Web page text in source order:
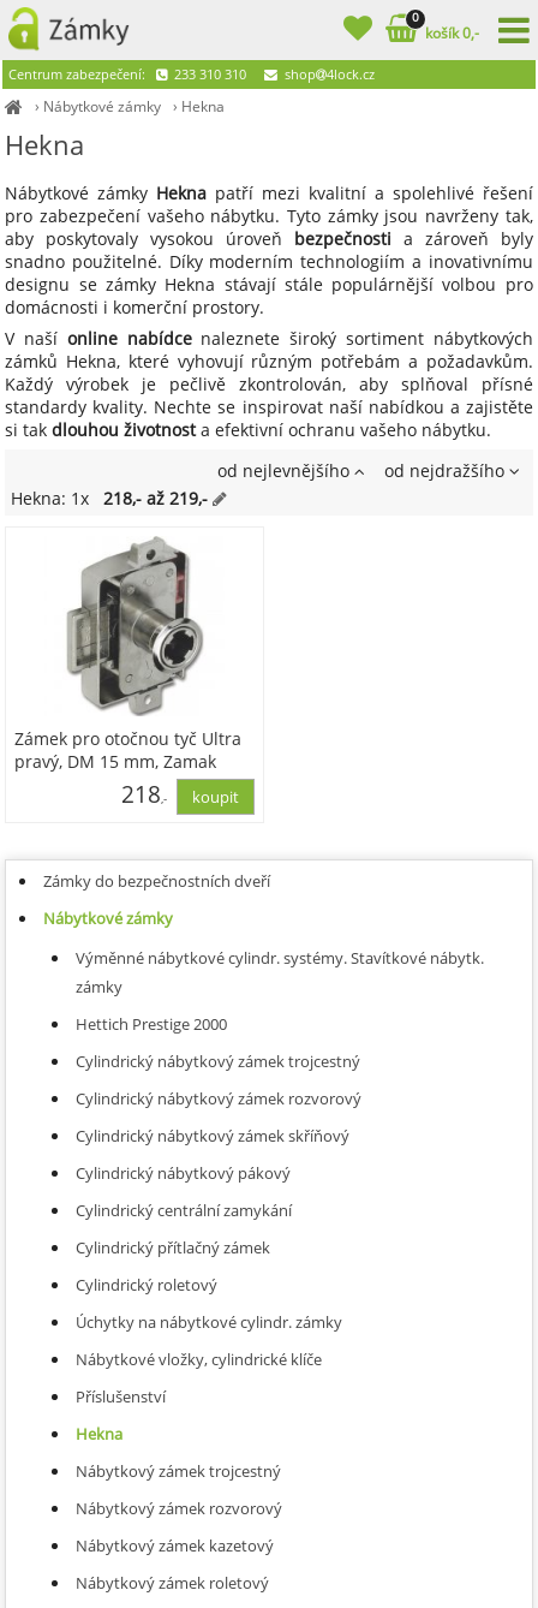
› Nábytkové zámky › Hekna
Hekna
Nábytkové zámky Hekna patří mezi kvalitní a spolehlivé řešení
pro zabezpečení vašeho nábytku. Tyto zámky jsou navrženy tak,
aby poskytovaly vysokou úroveň bezpečnosti a zároveň byly
snadno použitelné. Díky moderním technologiím a inovativnímu
designu se zámky Hekna stávají stále populárnější volbou pro
domácnosti i komerční prostory.
V naší online nabídcenaleznete široký sortiment nábytkových
zámků Hekna, které vyhovují různým potřebám a požadavkům.
Každý výrobek je pečlivě zkontrolován, aby splňoval přísné
standardy kvality. Nechte se inspirovat naší nabídkou a zajistěte
si takdlouhou životnosta efektivní ochranu vašeho nábytku.
od nejlevnějšího
od nejdražšího
Hekna: 1x
218,- až 219,-
Zámek pro otočnou tyč Ultra
pravý, DM 15 mm, Zamak
218,-
Zámky do bezpečnostních dveří
Nábytkové zámky
Výměnné nábytkové cylindr. systémy. Stavítkové nábytk.
zámky
Hettich Prestige 2000
Cylindrický nábytkový zámek trojcestný
Cylindrický nábytkový zámek rozvorový
Cylindrický nábytkový zámek skříňový
Cylindrický nábytkový pákový
Cylindrický centrální zamykání
Cylindrický přítlačný zámek
Cylindrický roletový
Úchytky na nábytkové cylindr. zámky
Nábytkové vložky, cylindrické klíče
Příslušenství
Hekna
Nábytkový zámek trojcestný
Nábytkový zámek rozvorový
Nábytkový zámek kazetový
Nábytkový zámek roletový
0
košík 0,-
Centrum zabezpečení: 233 310 310 shop 4lock.cz